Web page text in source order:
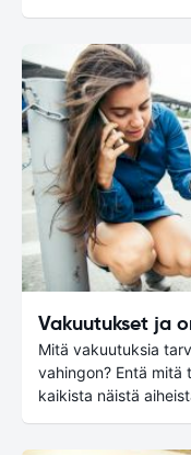
Vakuutukset ja
Mitä vakuutuksia
vahingon? Entä mitä
kaikista näistä